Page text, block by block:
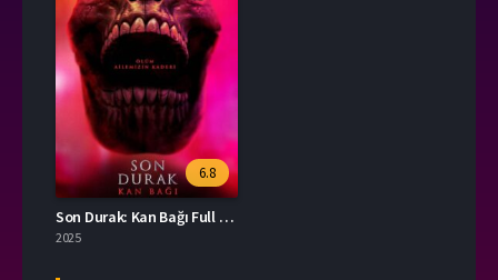
6.8
Son Durak: Kan Bağı Full HD İzle
2025